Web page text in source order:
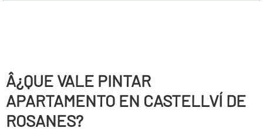
Â¿QUE VALE PINTAR
APARTAMENTO EN CASTELLVÍ DE
ROSANES?